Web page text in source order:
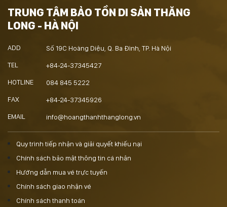
TRUNG TÂM BẢO TỒN DI SẢN THĂNG
LONG - HÀ NỘI
ADD Số 19C Hoàng Diệu, Q. Ba Đình, TP. Hà Nội
TEL +84-24-37345427
HOTLINE 084 845 5222
FAX +84-24-37345926
EMAIL info@hoangthanhthanglong.vn
Quy trình tiếp nhận và giải quyết khiếu nại
Chính sách bảo mật thông tin cá nhân
Hướng dẫn mua vé trực tuyến
Chính sách giao nhận vé
Chính sách thanh toán